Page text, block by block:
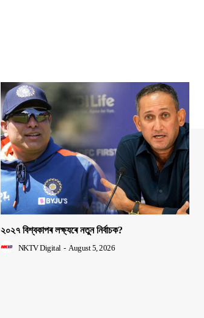
২০২৭ বিশ্বকাপৰ লক্ষ্যৰে নতুন নিৰ্বাচক?
NKTV Digital - August 5, 2026